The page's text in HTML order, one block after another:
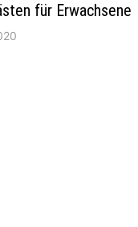
für Erwachsene